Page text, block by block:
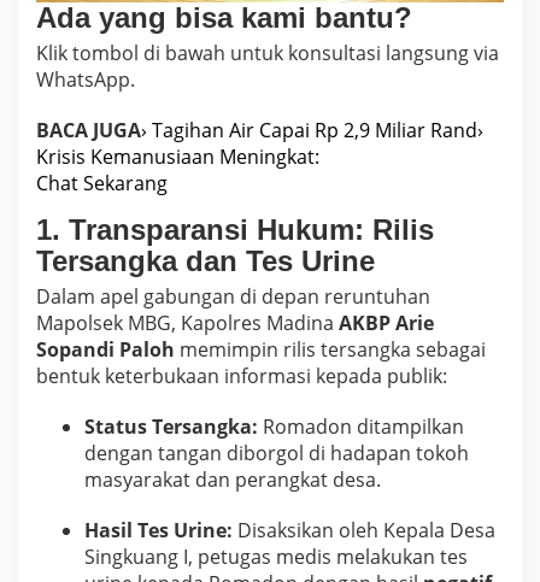
Ada yang bisa kami bantu?
Klik tombol di bawah untuk konsultasi langsung via
WhatsApp.
BACA JUGA› Tagihan Air Capai Rp 2,9 Miliar Rand›
Krisis Kemanusiaan Meningkat:
Chat Sekarang
1. Transparansi Hukum: Rilis
Tersangka dan Tes Urine
Dalam apel gabungan di depan reruntuhan
Mapolsek MBG, Kapolres Madina AKBP Arie
Sopandi Paloh memimpin rilis tersangka sebagai
bentuk keterbukaan informasi kepada publik:
Status Tersangka: Romadon ditampilkan
dengan tangan diborgol di hadapan tokoh
masyarakat dan perangkat desa.
Hasil Tes Urine: Disaksikan oleh Kepala Desa
Singkuang I, petugas medis melakukan tes